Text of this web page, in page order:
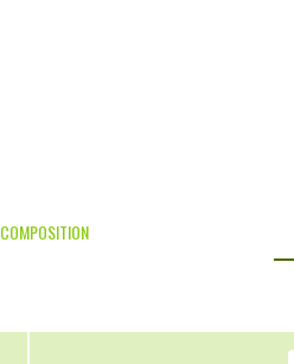
COMPOSITION